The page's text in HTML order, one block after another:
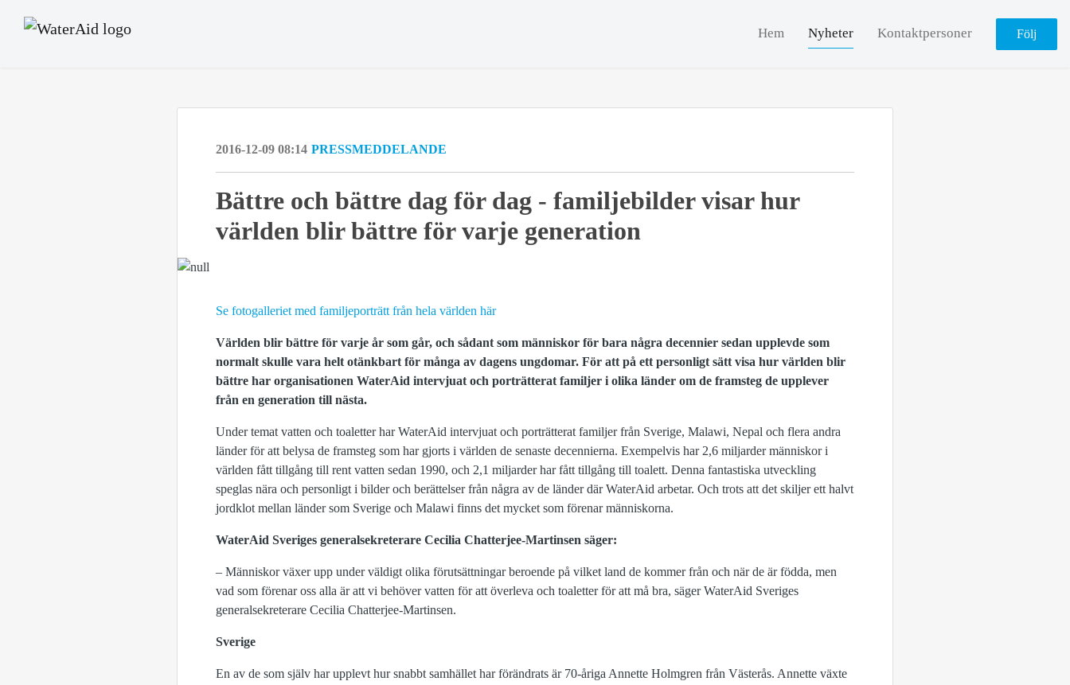
Hem Nyheter Kontaktpersoner Följ
2016-12-09 08:14 PRESSMEDDELANDE
Bättre och bättre dag för dag - familjebilder visar hur
världen blir bättre för varje generation
Se fotogalleriet med familjeporträtt från hela världen här
Världen blir bättre för varje år som går, och sådant som människor för bara några decennier sedan upplevde som
normalt skulle vara helt otänkbart för många av dagens ungdomar. För att på ett personligt sätt visa hur världen blir
bättre har organisationen WaterAid intervjuat och porträtterat familjer i olika länder om de framsteg de upplever
från en generation till nästa.
Under temat vatten och toaletter har WaterAid intervjuat och porträtterat familjer från Sverige, Malawi, Nepal och flera andra
länder för att belysa de framsteg som har gjorts i världen de senaste decennierna. Exempelvis har 2,6 miljarder människor i
världen fått tillgång till rent vatten sedan 1990, och 2,1 miljarder har fått tillgång till toalett. Denna fantastiska utveckling
speglas nära och personligt i bilder och berättelser från några av de länder där WaterAid arbetar. Och trots att det skiljer ett halvt
jordklot mellan länder som Sverige och Malawi finns det mycket som förenar människorna.
WaterAid Sveriges generalsekreterare Cecilia Chatterjee-Martinsen säger:
– Människor växer upp under väldigt olika förutsättningar beroende på vilket land de kommer från och när de är födda, men
vad som förenar oss alla är att vi behöver vatten för att överleva och toaletter för att må bra, säger WaterAid Sveriges
generalsekreterare Cecilia Chatterjee-Martinsen.
Sverige
En av de som själv har upplevt hur snabbt samhället har förändrats är 70-åriga Annette Holmgren från Västerås. Annette växte